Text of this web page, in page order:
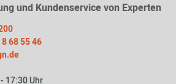
und Kundenservice von Experten
68 55 46
17:30 Uhr